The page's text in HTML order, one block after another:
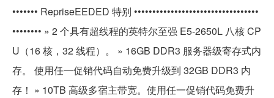
••••••• RepriseEEDED 特别 ••••••••••••••••••••••••••••••••••
•••••••• » 2 个具有超线程的英特尔至强 E5-2650L 八核 CP
U（16 核，32 线程）。 » 16GB DDR3 服务器级寄存式内
存。 使用任一促销代码自动免费升级到 32GB DDR3 内
存！ » 10TB 高级多宿主带宽。使用任一促销代码免费升